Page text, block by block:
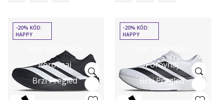
Viac informácií
Porovnaj
Brzi Pregled
-20% KÓD:
HAPPY
Viac informácií
Porovnaj
Brzi Pregled
-20% KÓD:
HAPPY